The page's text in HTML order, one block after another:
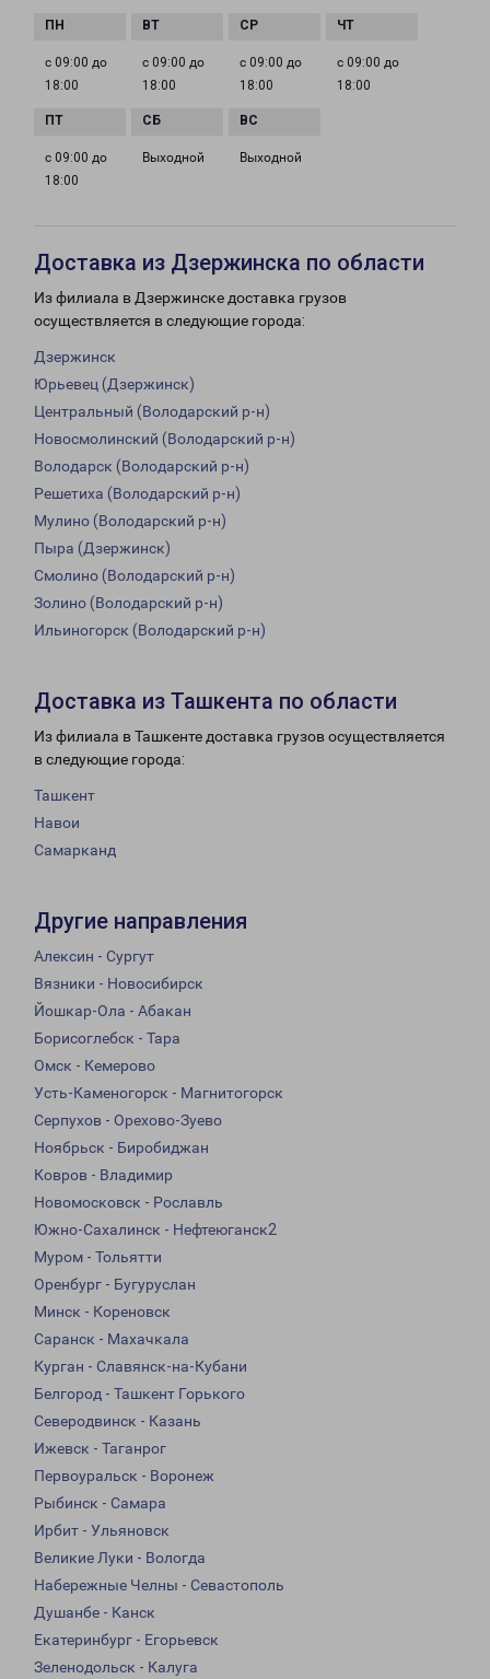
с 09:00 до
18:00
с 09:00 до
18:00
с 09:00 до
18:00
с 09:00 до
18:00
с 09:00 до
18:00
Выходной Выходной
Доставка из Дзержинска по области
Из филиала в Дзержинске доставка грузов
осуществляется в следующие города:
Дзержинск
Юрьевец (Дзержинск)
Центральный (Володарский р-н)
Новосмолинский (Володарский р-н)
Володарск (Володарский р-н)
Решетиха (Володарский р-н)
Мулино (Володарский р-н)
Пыра (Дзержинск)
Смолино (Володарский р-н)
Золино (Володарский р-н)
Ильиногорск (Володарский р-н)
Доставка из Ташкента по области
Из филиала в Ташкенте доставка грузов осуществляется
в следующие города:
Ташкент
Навои
Самарканд
Другие направления
Алексин - Сургут
Вязники - Новосибирск
Йошкар-Ола - Абакан
Борисоглебск - Тара
Омск - Кемерово
Усть-Каменогорск - Магнитогорск
Серпухов - Орехово-Зуево
Ноябрьск - Биробиджан
Ковров - Владимир
Новомосковск - Рославль
Южно-Сахалинск - Нефтеюганск2
Муром - Тольятти
Оренбург - Бугуруслан
Минск - Кореновск
Саранск - Махачкала
Курган - Славянск-на-Кубани
Белгород - Ташкент Горького
Северодвинск - Казань
Ижевск - Таганрог
Первоуральск - Воронеж
Рыбинск - Самара
Ирбит - Ульяновск
Великие Луки - Вологда
Набережные Челны - Севастополь
Душанбе - Канск
Екатеринбург - Егорьевск
Зеленодольск - Калуга